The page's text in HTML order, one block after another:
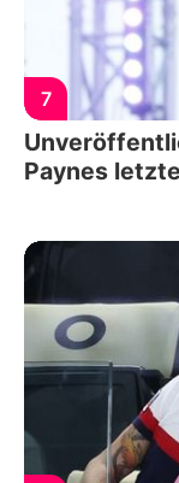
7
Paynes